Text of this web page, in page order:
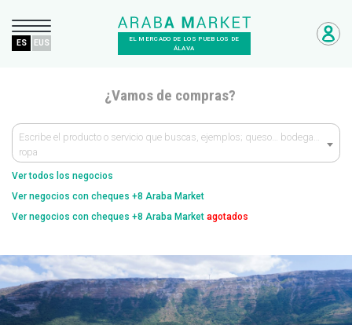
EL MERCADO DE LOS PUEBLOS DE
ÁLAVA
ES EUS
¿Vamos de compras?
Escribe el producto o servicio que buscas, ejemplos; queso… bodega…
ropa
Ver todos los negocios
Ver negocios con cheques +8 Araba Market
Ver negocios con cheques +8 Araba Market agotados